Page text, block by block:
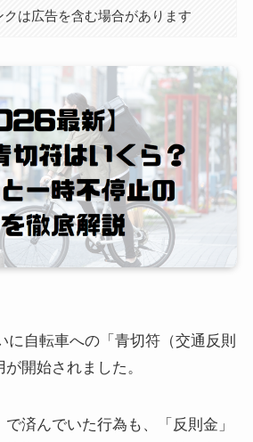
は広告を含む場合があります
に自転車への「青切符（交通反則
開始されました。
済んでいた行為も、「反則金」